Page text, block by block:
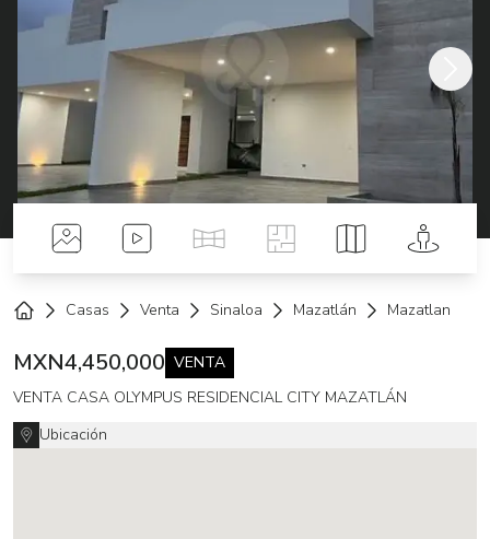
Fotos Videos Tour VirtualPlanos Mapa Street
Casas Venta Sinaloa Mazatlán Mazatlan
MXN4,450,000 VENTA
VENTA CASA OLYMPUS RESIDENCIAL CITY MAZATLÁN
Ubicación